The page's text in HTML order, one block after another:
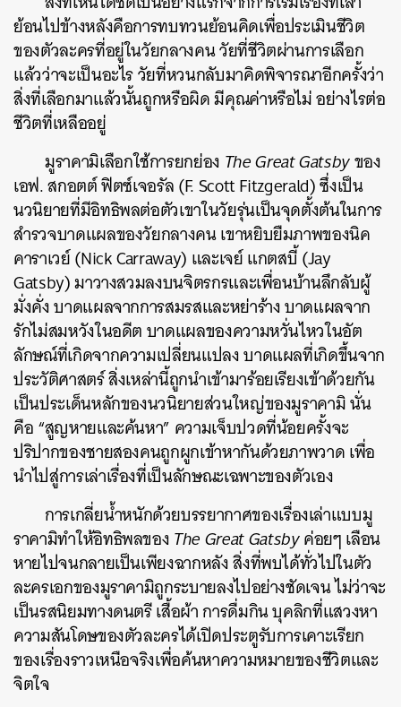
ย้อนไปข้างหลังคือการทบทวนย้อนคิดเพื่อประเมินชีวิต
ของตัวละครที่อยู่ในวัยกลางคน วัยที่ชีวิตผ่านการเลือก
แล้วว่าจะเป็นอะไร วัยที่หวนกลับมาคิดพิจารณาอีกครั้งว่า
สิ่งที่เลือกมาแล้วนั้นถูกหรือผิด มีคุณค่าหรือไม่ อย่างไรต่อ
ชีวิตที่เหลืออยู่
มูราคามิเลือกใช้การยกย่อง The Great Gatsbyของ
เอฟ. สกอตต์ ฟิตซ์เจอรัล (F. Scott Fitzgerald) ซึ่งเป็น
นวนิยายที่มีอิทธิพลต่อตัวเขาในวัยรุ่นเป็นจุดตั้งต้นในการ
สำรวจบาดแผลของวัยกลางคน เขาหยิบยืมภาพของนิค
คาราเวย์ (Nick Carraway) และเจย์ แกตสบี้ (Jay
Gatsby) มาวางสวมลงบนจิตรกรและเพื่อนบ้านลึกลับผู้
มั่งคั่ง บาดแผลจากการสมรสและหย่าร้าง บาดแผลจาก
รักไม่สมหวังในอดีต บาดแผลของความหวั่นไหวในอัต
ลักษณ์ที่เกิดจากความเปลี่ยนแปลง บาดแผลที่เกิดขึ้นจาก
ประวัติศาสตร์ สิ่งเหล่านี้ถูกนำเข้ามาร้อยเรียงเข้าด้วยกัน
เป็นประเด็นหลักของนวนิยายส่วนใหญ่ของมูราคามิ นั่น
คือ “สูญหายและค้นหา” ความเจ็บปวดที่น้อยครั้งจะ
ปริปากของชายสองคนถูกผูกเข้าหากันด้วยภาพวาด เพื่อ
นำไปสู่การเล่าเรื่องที่เป็นลักษณะเฉพาะของตัวเอง
การเกลี่ยน้ำหนักด้วยบรรยากาศของเรื่องเล่าแบบมู
ราคามิทำให้อิทธิพลของThe Great Gatsbyค่อยๆ เลือน
หายไปจนกลายเป็นเพียงฉากหลัง สิ่งที่พบได้ทั่วไปในตัว
ละครเอกของมูราคามิถูกระบายลงไปอย่างชัดเจน ไม่ว่าจะ
เป็นรสนิยมทางดนตรี เสื้อผ้า การดื่มกิน บุคลิกที่แสวงหา
ความสันโดษของตัวละครได้เปิดประตูรับการเคาะเรียก
ของเรื่องราวเหนือจริงเพื่อค้นหาความหมายของชีวิตและ
จิตใจ
ค้นหา
SHARE TWEET LINE EMAIL